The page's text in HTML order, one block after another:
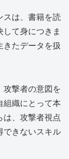
スは、書籍を読
て身につきま
きたデータを扱
攻撃者の意図を
組織にとって本
は、攻撃者視点
できないスキル